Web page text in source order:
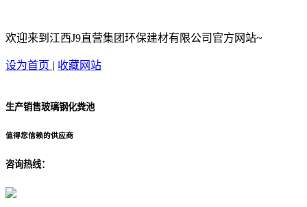
欢迎来到江西J9直营集团环保建材有限公司官方网站~
设为首页 | 收藏网站
生产销售玻璃钢化粪池
值得您信赖的供应商
咨询热线：